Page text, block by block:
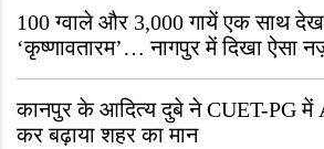
100 ग्वाले और 3,000 गायें एक साथ
‘कृष्णावतारम’… नागपुर में दिखा ऐसा
“ऐसा तो सिर्फ़ कृष्ण ही कर सकते हैं”
कानपुर के आदित्य दुबे ने CUET-PG में
कर बढ़ाया शहर का मान